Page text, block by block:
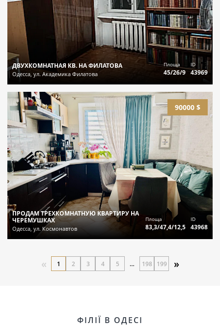
ДВУХКОМНАТНАЯ КВ. НА ФИЛАТОВА
Одесса, ул. Академика Филатова
Площа
45/26/9
ID
43969
90000 $
ПРОДАМ ТРЕХКОМНАТНУЮ КВАРТИРУ НА
ЧЕРЕМУШКАХ
Одесса, ул. Космонавтов
Площа
83,3/47,4/12,5
ID
43968
« 1 2 3 4 5 … 198 199 »
ФІЛІЇ В ОДЕСІ